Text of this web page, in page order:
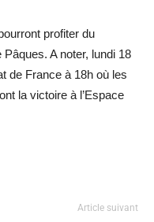
profiter du
A noter, lundi 18
de France à 18h où les
la victoire à l’Espace
Article suivant